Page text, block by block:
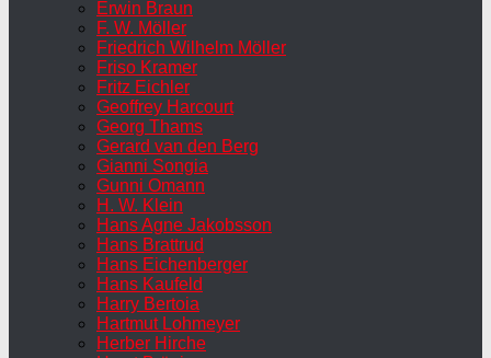
Erwin Braun
F. W. Möller
Friedrich Wilhelm Möller
Friso Kramer
Fritz Eichler
Geoffrey Harcourt
Georg Thams
Gerard van den Berg
Gianni Songia
Gunni Omann
H. W. Klein
Hans Agne Jakobsson
Hans Brattrud
Hans Eichenberger
Hans Kaufeld
Harry Bertoia
Hartmut Lohmeyer
Herber Hirche